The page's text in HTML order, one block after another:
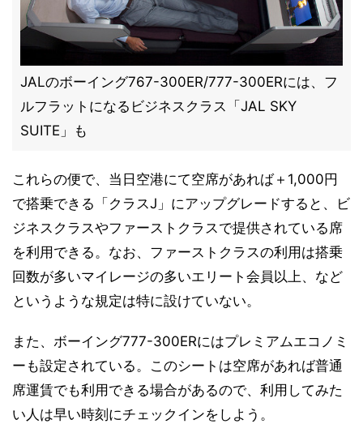
JALのボーイング767-300ER/777-300ERには、フ
ルフラットになるビジネスクラス「JAL SKY
SUITE」も
これらの便で、当日空港にて空席があれば＋1,000円
で搭乗できる「クラスJ」にアップグレードすると、ビ
ジネスクラスやファーストクラスで提供されている席
を利用できる。なお、ファーストクラスの利用は搭乗
回数が多いマイレージの多いエリート会員以上、など
というような規定は特に設けていない。
また、ボーイング777-300ERにはプレミアムエコノミ
ーも設定されている。このシートは空席があれば普通
席運賃でも利用できる場合があるので、利用してみた
い人は早い時刻にチェックインをしよう。